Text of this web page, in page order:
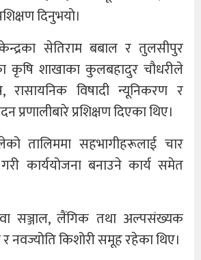
दिनुभयाे।
सेतिराम बबाल र तुलसीपुर
कृषि शाखाका कुलबहादुर चौधरीले
विषादी न्यूनिकरण र
प्रणालीबारे प्रशिक्षण दिएका थिए।
तालिममा सहभागीहरूलाई चार
कार्ययोजना बनाउने कार्य समेत
सञ्जाल, लैंगिक तथा अल्पसंख्यक
नवज्योति किशोरी समूह रहेका थिए।